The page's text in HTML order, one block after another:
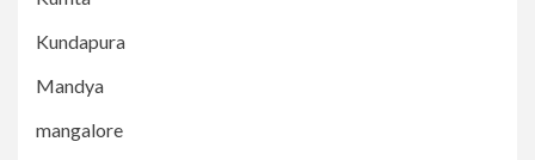
Kundapura
Mandya
mangalore